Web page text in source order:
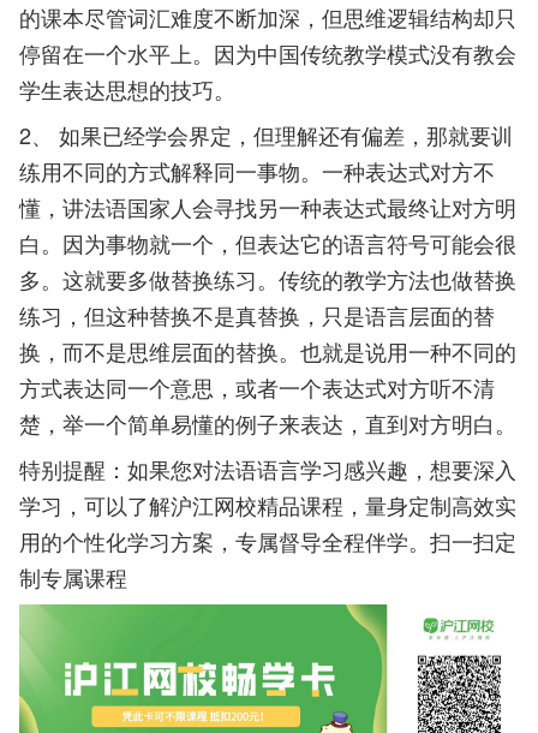
的课本尽管词汇难度不断加深，但思维逻辑结构却只
停留在一个水平上。因为中国传统教学模式没有教会
学生表达思想的技巧。
2、 如果已经学会界定，但理解还有偏差，那就要训
练用不同的方式解释同一事物。一种表达式对方不
懂，讲法语国家人会寻找另一种表达式最终让对方明
白。因为事物就一个，但表达它的语言符号可能会很
多。这就要多做替换练习。传统的教学方法也做替换
练习，但这种替换不是真替换，只是语言层面的替
换，而不是思维层面的替换。也就是说用一种不同的
方式表达同一个意思，或者一个表达式对方听不清
楚，举一个简单易懂的例子来表达，直到对方明白。
特别提醒：如果您对法语语言学习感兴趣，想要深入
学习，可以了解沪江网校精品课程，量身定制高效实
用的个性化学习方案，专属督导全程伴学。扫一扫定
制专属课程